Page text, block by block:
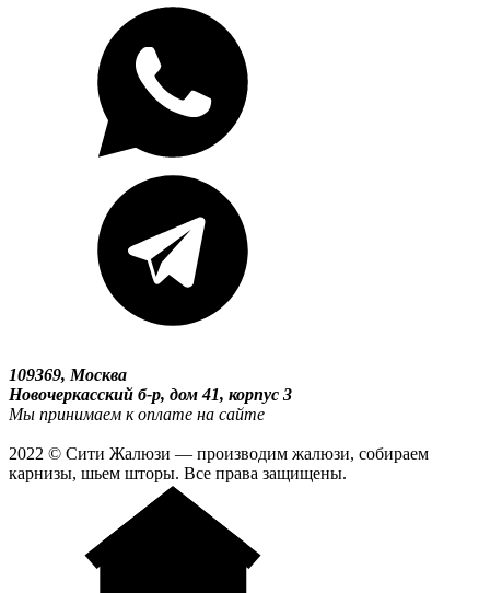
109369, Москва
Новочеркасский б-р, дом 41, корпус 3
Мы принимаем к оплате на сайте
2022 © Сити Жалюзи — производим жалюзи, собираем
карнизы, шьем шторы. Все права защищены.